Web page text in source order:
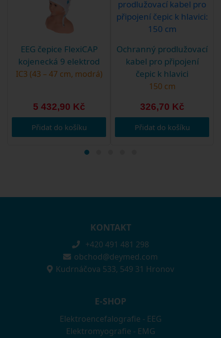
EEG čepice FlexiCAP
kojenecká 9 elektrod
IC3 (43 – 47 cm, modrá)
5 432,90 Kč
Přidat do košíku
Ochranný prodlužovací
kabel pro připojení
čepic k hlavici
150 cm
326,70 Kč
Přidat do košíku
KONTAKT
+420 491 481 298
obchod@deymed.com
Kudrnáčova 533, 549 31 Hronov
E-SHOP
Elektroencefalografie - EEG
Elektromyografie - EMG